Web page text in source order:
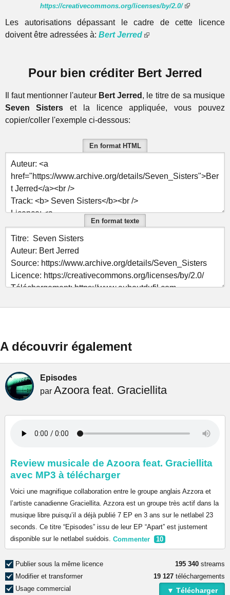
https://creativecommons.org/licenses/by/2.0/
Les autorisations dépassant le cadre de cette licence
doivent être adressées à: Bert Jerred
Pour bien créditer Bert Jerred
Il faut mentionner l'auteur Bert Jerred , le titre de sa musique
Seven Sisters et la licence appliquée, vous pouvez
copier/coller l'exemple ci-dessous:
En format HTML
En format texte
A découvrir également
Episodes
par Azoora feat. Graciellita
Review musicale de Azoora feat. Graciellita
avec MP3 à télécharger
Voici une magnifique collaboration entre le groupe anglais Azzora et
l’artiste canadienne Graciellita. Azzora est un groupe très actif dans la
musique libre puisqu’il a déjà publié 7 EP en 3 ans sur le netlabel 23
seconds. Ce titre “Episodes” issu de leur EP “Apart” est justement
disponible sur le netlabel suédois. Commenter 10
Publier sous la même licence
Modifier et transformer
Usage commercial
195 340 streams
19 127 téléchargements
▼ Télécharger